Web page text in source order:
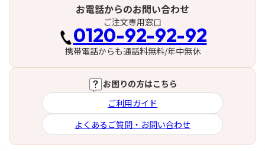
お電話からのお問い合わせ
ご注文専用窓口
0120-92-92-92
携帯電話からも通話料無料/年中無休
お困りの方はこちら
ご利用ガイド
よくあるご質問・お問い合わせ